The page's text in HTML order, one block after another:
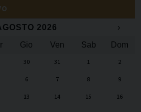
2026
›
Gio Ven Sab
Dom
30 31 1
2
6 7 8
9
13 14 15
16